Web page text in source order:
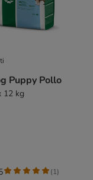
Puppy Pollo
12 kg
(1)